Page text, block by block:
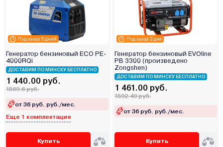
Под заказ 5 дней
Генератор бензиновый ECO PE-
4000RQi
ДОСТАВИМ ПО МИНСКУ БЕСПЛАТНО
1 440.00 руб.
1569.6 руб.
от 36 руб. руб./мес.
Еще 1 комплектация
Купить
Под заказ 3 дня
Генератор бензиновый EVOline
PB 3300 (произведено
Zongshen)
ДОСТАВИМ ПО МИНСКУ БЕСПЛАТНО
1 461.00 руб.
1592.49 руб.
от 36 руб. руб./мес.
Купить